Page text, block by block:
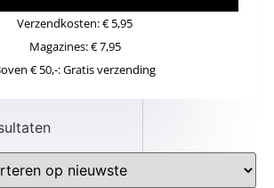
Verzendkosten: € 5,95
Magazines: € 7,95
€ 50,-: Gratis verzending